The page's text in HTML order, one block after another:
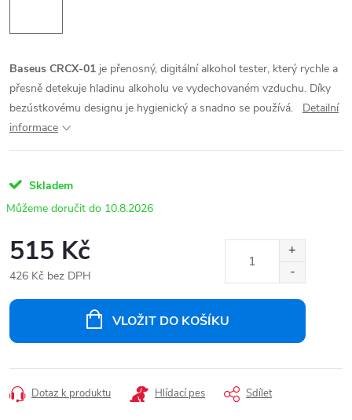
Baseus CRCX-01 je přenosný, digitální alkohol tester, který rychle a
přesně detekuje hladinu alkoholu ve vydechovaném vzduchu. Díky
bezústkovému designu je hygienický a snadno se používá.
Detailní
informace
Skladem
10.8.2026
515 Kč
426 Kč bez DPH
VLOŽIT DO KOŠÍKU
Dotaz k produktu Hlídací pes Sdílet